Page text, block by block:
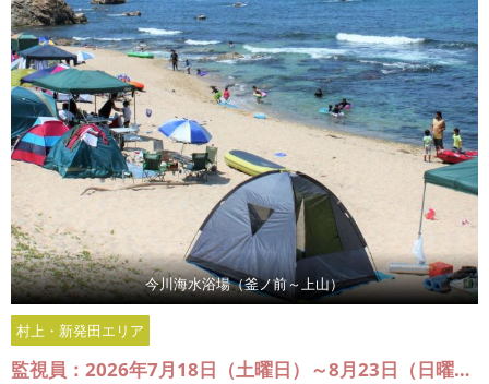
今川海水浴場（釜ノ前～上山）
村上・新発田エリア
監視員：2026年7月18日（土曜日）～8月23日（日曜日）